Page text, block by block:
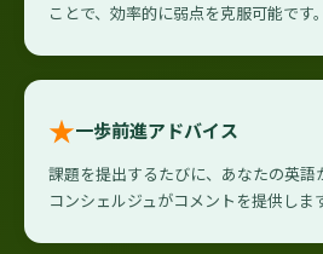
ことで、効率的に弱点を克服可能です。
★一歩前進アドバイス
課題を提出するたびに、あなたの英語
コンシェルジュがコメントを提供します